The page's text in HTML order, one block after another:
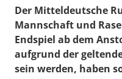
Der Mitteldeutsche
Mannschaft und
Endspiel ab dem
aufgrund der
sein werden, haben